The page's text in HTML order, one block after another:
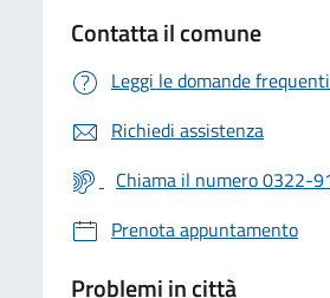
Contatta il comune
Leggi le domande frequenti
Richiedi assistenza
Chiama il numero 0322-
Prenota appuntamento
Problemi in città